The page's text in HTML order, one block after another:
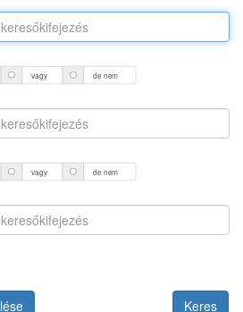
vagy de nem
vagy de nem